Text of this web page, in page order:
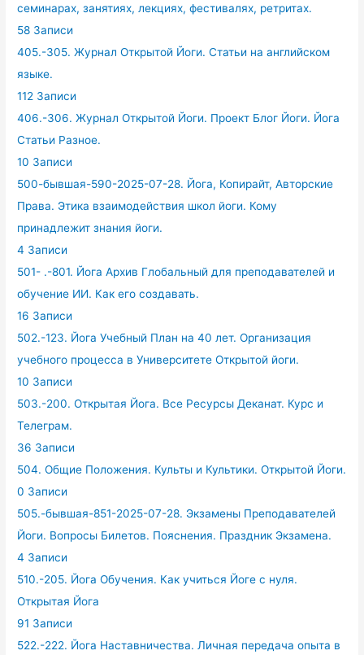
семинарах, занятиях, лекциях, фестивалях, ретритах.
58 Записи
405.-305. Журнал Открытой Йоги. Статьи на английском
языке.
112 Записи
406.-306. Журнал Открытой Йоги. Проект Блог Йоги. Йога
Статьи Разное.
10 Записи
500-бывшая-590-2025-07-28. Йога, Копирайт, Авторские
Права. Этика взаимодействия школ йоги. Кому
принадлежит знания йоги.
4 Записи
501- .-801. Йога Архив Глобальный для преподавателей и
обучение ИИ. Как его создавать.
16 Записи
502.-123. Йога Учебный План на 40 лет. Организация
учебного процесса в Университете Открытой йоги.
10 Записи
503.-200. Открытая Йога. Все Ресурсы Деканат. Курс и
Телеграм.
36 Записи
504. Общие Положения. Культы и Культики. Открытой Йоги.
0 Записи
505.-бывшая-851-2025-07-28. Экзамены Преподавателей
Йоги. Вопросы Билетов. Пояснения. Праздник Экзамена.
4 Записи
510.-205. Йога Обучения. Как учиться Йоге с нуля.
Открытая Йога
91 Записи
522.-222. Йога Наставничества. Личная передача опыта в